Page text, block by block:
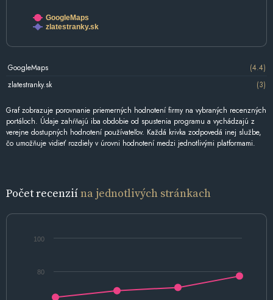
GoogleMaps
zlatestranky.sk
GoogleMaps
(4.4)
zlatestranky.sk
(3)
Graf zobrazuje porovnanie priemerných hodnotení firmy na vybraných recenzných
portáloch. Údaje zahŕňajú iba obdobie od spustenia programu a vychádzajú z
verejne dostupných hodnotení používateľov. Každá krivka zodpovedá inej službe,
čo umožňuje vidieť rozdiely v úrovni hodnotení medzi jednotlivými platformami.
Počet recenziína jednotlivých stránkach
80
100